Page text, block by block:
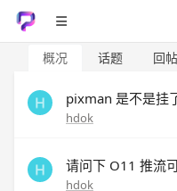
概况 话题 回帖
pixman 是不是挂
hdok
请问下 O11 推流
hdok